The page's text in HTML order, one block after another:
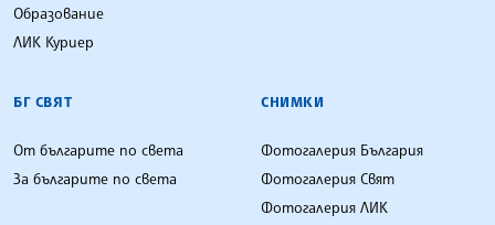
Образование
ЛИК Куриер
БГ СВЯТ
От българите по света
За българите по света
СНИМКИ
Фотогалерия България
Фотогалерия Свят
Фотогалерия ЛИК